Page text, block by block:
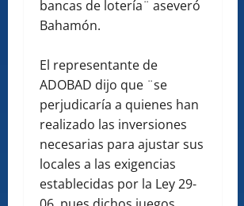
bancas de lotería¨ aseveró
Bahamón.
El representante de
ADOBAD dijo que ¨se
perjudicaría a quienes han
realizado las inversiones
necesarias para ajustar sus
locales a las exigencias
establecidas por la Ley 29-